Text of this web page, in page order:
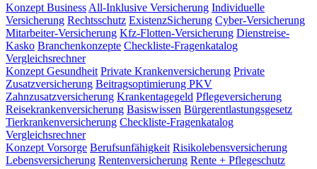
Konzept Business All-Inklusive Versicherung Individuelle
Versicherung Rechtsschutz ExistenzSicherung Cyber-Versicherung
Mitarbeiter-Versicherung Kfz-Flotten-Versicherung Dienstreise-
Kasko Branchenkonzepte Checkliste-Fragenkatalog
Vergleichsrechner
Konzept Gesundheit Private Krankenversicherung Private
Zusatzversicherung Beitragsoptimierung PKV
Zahnzusatzversicherung Krankentagegeld Pflegeversicherung
Reisekrankenversicherung Basiswissen Bürgerentlastungsgesetz
Tierkrankenversicherung Checkliste-Fragenkatalog
Vergleichsrechner
Konzept Vorsorge Berufsunfähigkeit Risikolebensversicherung
Lebensversicherung Rentenversicherung Rente + Pflegeschutz